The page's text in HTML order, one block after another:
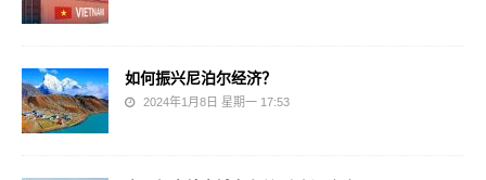
如何振兴尼泊尔经济？
2024年1月8日 星期一 17:53